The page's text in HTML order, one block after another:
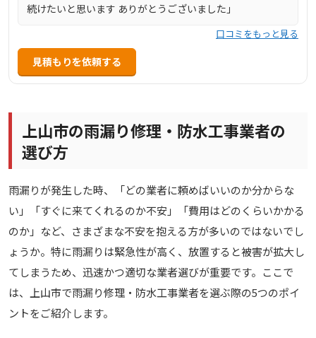
続けたいと思います ありがとうございました」
口コミをもっと見る
見積もりを依頼する
上山市の雨漏り修理・防水工事業者の
選び方
雨漏りが発生した時、「どの業者に頼めばいいのか分からな
い」「すぐに来てくれるのか不安」「費用はどのくらいかかる
のか」など、さまざまな不安を抱える方が多いのではないでし
ょうか。特に雨漏りは緊急性が高く、放置すると被害が拡大し
てしまうため、迅速かつ適切な業者選びが重要です。ここで
は、上山市で雨漏り修理・防水工事業者を選ぶ際の5つのポイ
ントをご紹介します。